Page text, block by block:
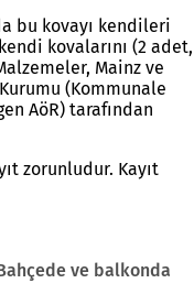
bu kovayı kendileri
kovalarını (2 adet,
Mainz ve
(Kommunale
AöR) tarafından
zorunludur. Kayıt
ve balkonda